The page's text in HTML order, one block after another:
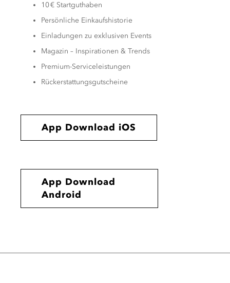
10 € Startguthaben
Persönliche Einkaufshistorie
Einladungen zu exklusiven Events
Magazin – Inspirationen & Trends
Premium-Serviceleistungen
Rückerstattungsgutscheine
App Download iOS
App Download
Android